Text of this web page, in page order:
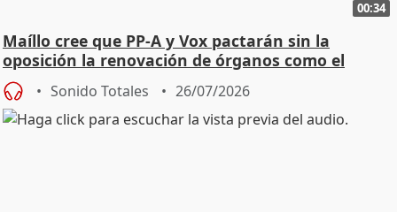
00:34
Maíllo cree que PP-A y Vox pactarán sin la
oposición la renovación de órganos como el
Defensor
Sonido Totales 26/07/2026